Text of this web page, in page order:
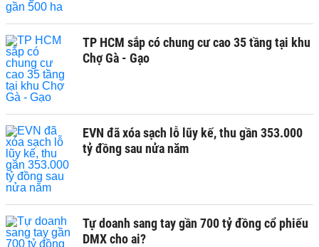
TP HCM sắp có chung cư cao 35 tầng tại khu
Chợ Gà - Gạo
EVN đã xóa sạch lỗ lũy kế, thu gần 353.000
tỷ đồng sau nửa năm
Tự doanh sang tay gần 700 tỷ đồng cổ phiếu
DMX cho ai?